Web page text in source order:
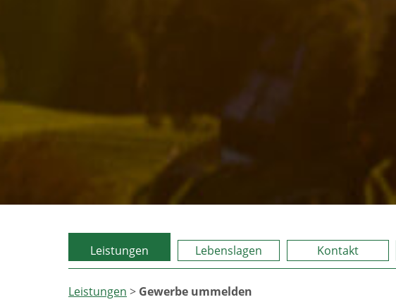
Leistungen Lebenslagen Kontakt
Leistungen > Gewerbe ummelden